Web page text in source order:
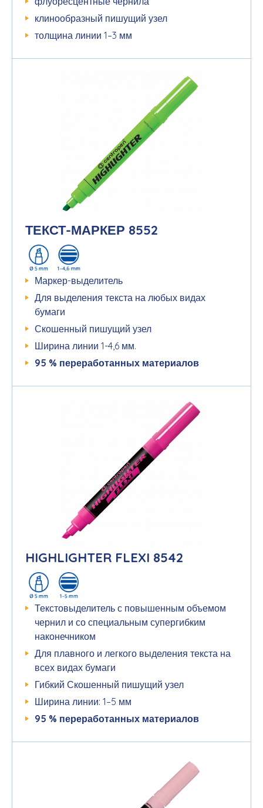
клинообразный пишущий узел
толщина линии 1–3 мм
ТЕКСТ-МАРКЕР 8552
Маркер-выделитель
Для выделения текста на любых видах
бумаги
Скошенный пишущий узел
Ширина линии 1-4,6 мм.
95 % переработанных материалов
HIGHLIGHTER FLEXI 8542
Текстовыделитель с повышенным объемом
чернил и со специальным супергибким
наконечником
Для плавного и легкого выделения текста на
всех видах бумаги
Гибкий Скошенный пишущий узел
Ширина линии: 1–5 мм
95 % переработанных материалов